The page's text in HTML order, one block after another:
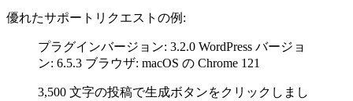
優れたサポートリクエストの例:
プラグインバージョン: 3.2.0 WordPress バージョ
ン: 6.5.3 ブラウザ: macOS の Chrome 121
3,500 文字の投稿で生成ボタンをクリックしまし